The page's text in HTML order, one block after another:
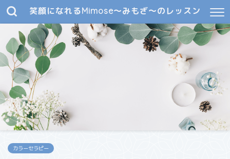
笑顔になれるMimose～みもざ～のレッスン
カラーセラピー